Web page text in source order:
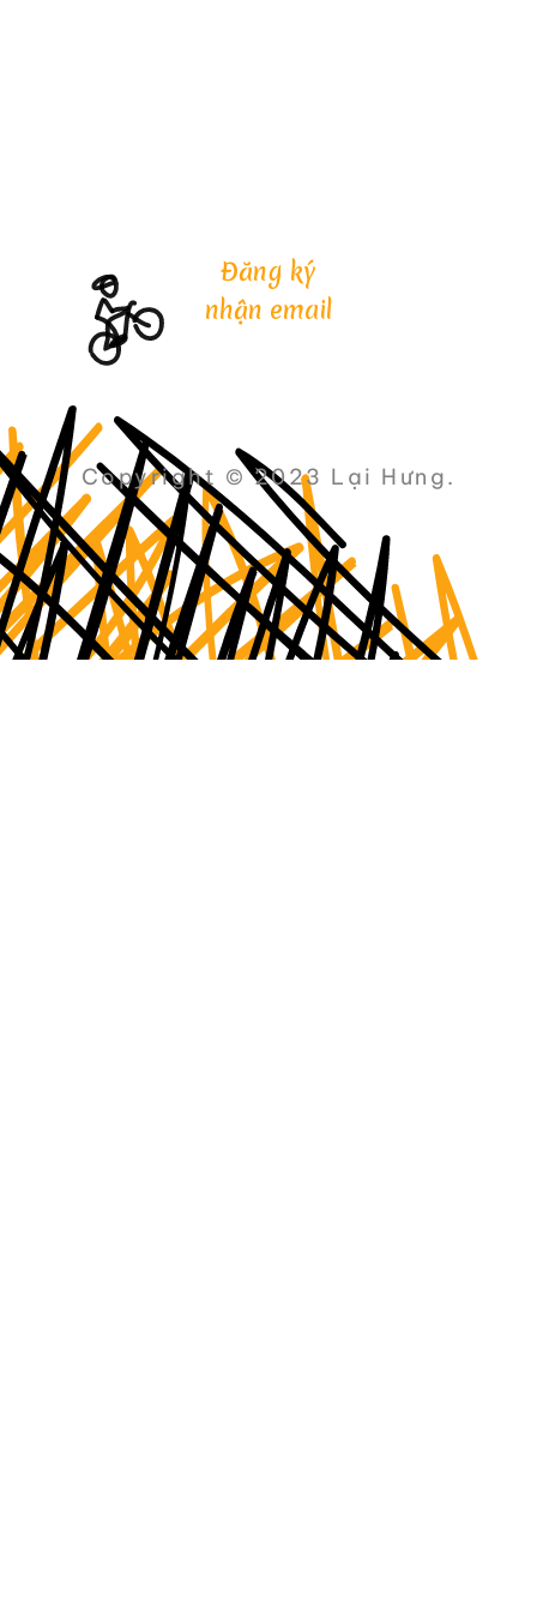
Đăng ký
nhận email
Copyright © 2023 Lại Hưng.